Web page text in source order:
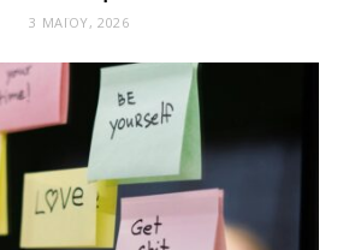
3 ΜΑΪ́ΟΥ, 2026